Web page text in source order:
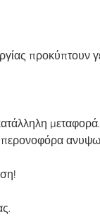
προκύπτουν
μεταφορά.